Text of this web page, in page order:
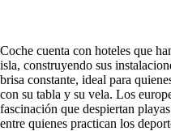
Coche cuenta con hoteles que
isla, construyendo sus
brisa constante, ideal para
con su tabla y su vela. Los
fascinación que despiertan
entre quienes practican los